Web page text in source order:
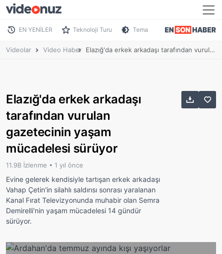
EN YENİLER Teknoloji Turu Tema
Videolar Video Haber Elazığ'da erkek arkadaşı tarafından vurulan gazetecinin yaşam mücadelesi sürüyor
Elazığ'da erkek arkadaşı
tarafından vurulan
gazetecinin yaşam
mücadelesi sürüyor
11.9B İzlenme • 1 yıl önce
Evine gelerek kendisiyle tartışan erkek arkadaşı
Vahap Çetin'in silahlı saldırısı sonrası yaralanan
Kanal Fırat Televizyonunda muhabir olan Semra
Demirelli'nin yaşam mücadelesi 14 gündür
sürüyor.